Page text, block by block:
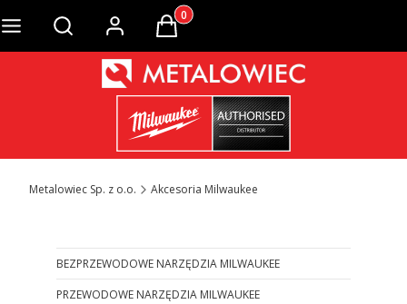
Otwórz wyszukiwarkęProdukty w koszyku: 0. Zobacz
Metalowiec Sp. z o.o. Akcesoria Milwaukee
BEZPRZEWODOWE NARZĘDZIA MILWAUKEE
PRZEWODOWE NARZĘDZIA MILWAUKEE